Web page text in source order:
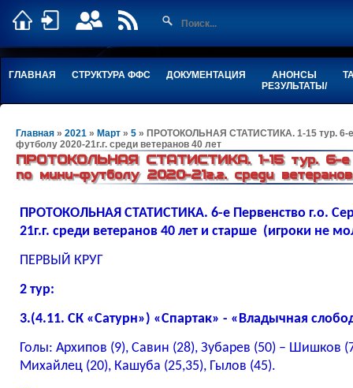
ГЛАВНАЯ СТРУКТУРА ФФС ДОКУМЕНТАЦИЯ
АНОНСЫ
РЕЗУЛЬТАТЫ/
Главная » 2021 » Март » 5 » ПРОТОКОЛЬНАЯ СТАТИСТИКА. 1-15 тур. 6-е
футболу 2020-21г.г. среди ветеранов 40 лет
ПРОТОКОЛЬНАЯ СТАТИСТИКА. 1-15 тур. 6-е
по мини-футболу 2020-21г.г. среди
ПРОТОКОЛЬНАЯ СТАТИСТИКА. 6-е Первенство г.о.
21г.г. среди ветеранов 40 лет и старше (игроки не
ПЕРВЫЙ КРУГ
2 тур:
3.(4.11. СК «Сатурн») «Спартак» - «Владычная
Голы: Архипов (9), Савин (28), Зубарев (50) – Шишков
Михайлец (20), Кашуба (25,35), Гылов (45).